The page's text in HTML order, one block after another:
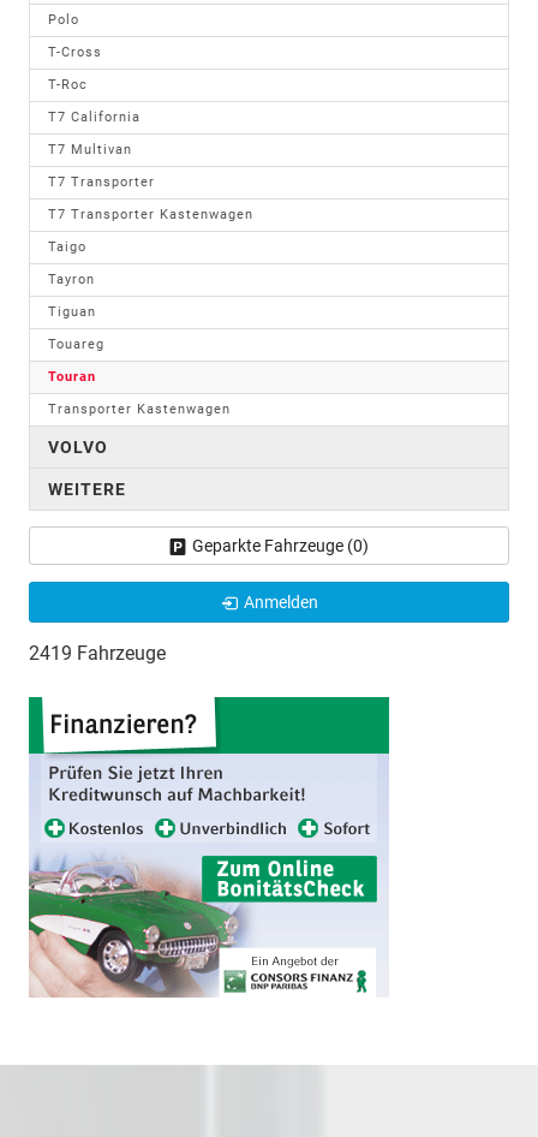
Polo
T-Cross
T-Roc
T7 California
T7 Multivan
T7 Transporter
T7 Transporter Kastenwagen
Taigo
Tayron
Tiguan
Touareg
Touran
Transporter Kastenwagen
VOLVO
WEITERE
Geparkte Fahrzeuge (0)
Anmelden
2419 Fahrzeuge